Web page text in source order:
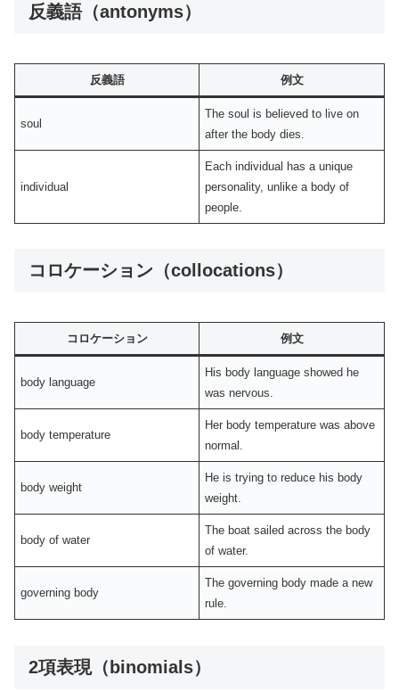
反義語（antonyms）
反義語 例文
soul
The soul is believed to live on
after the body dies.
individual
Each individual has a unique
personality, unlike a body of
people.
コロケーション（collocations）
コロケーション 例文
body language
His body language showed he
was nervous.
body temperature
Her body temperature was above
normal.
body weight
He is trying to reduce his body
weight.
body of water
The boat sailed across the body
of water.
governing body
The governing body made a new
rule.
2項表現（binomials）